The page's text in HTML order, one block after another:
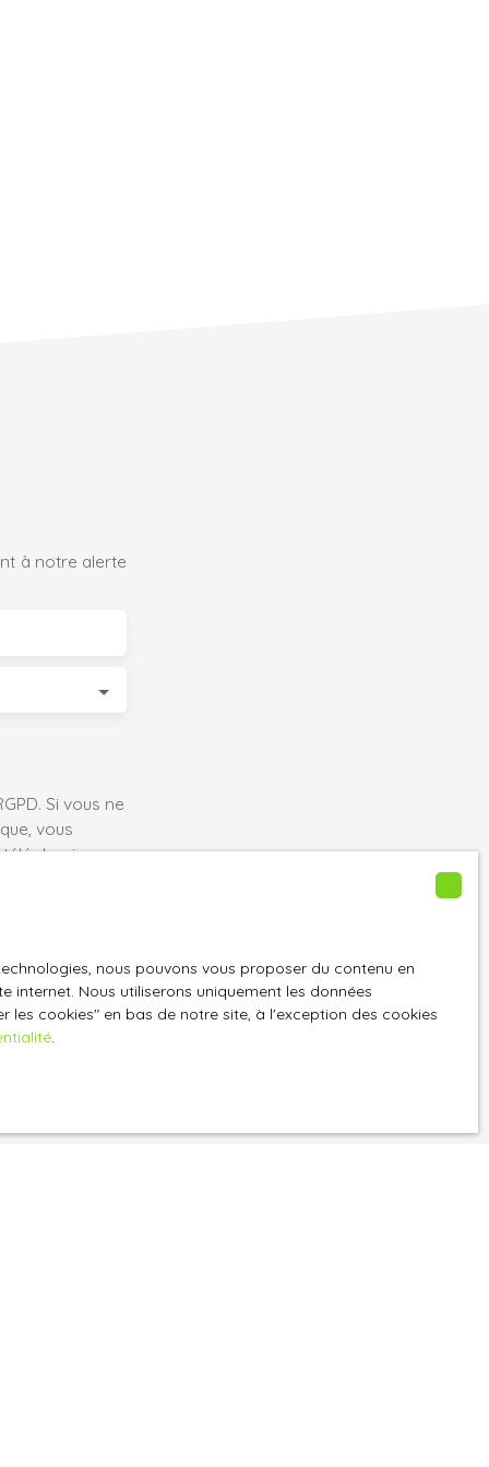
à notre alerte
Si vous ne
vous
notre
nous pouvons vous proposer du contenu en
Nous utiliserons uniquement les données
cookies″ en bas de notre site, à l'exception des cookies
.